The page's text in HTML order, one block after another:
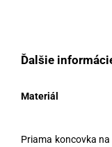
Ďalšie
Materiál
Priama koncovka